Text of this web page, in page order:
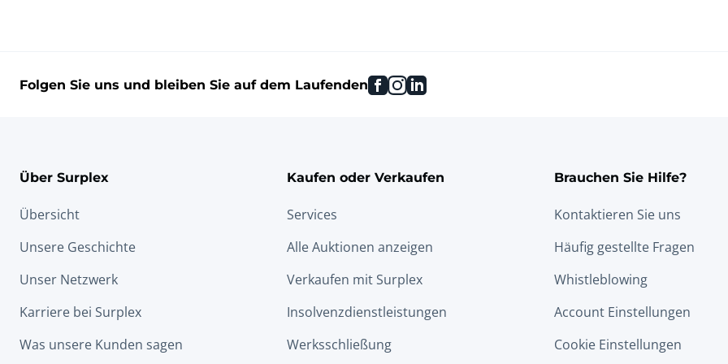
Folgen Sie uns und bleiben Sie auf dem Laufenden facebook
instagram
linkedin
Über Surplex
Übersicht
Unsere Geschichte
Unser Netzwerk
Karriere bei Surplex
Was unsere Kunden sagen
Kaufen oder Verkaufen
Services
Alle Auktionen anzeigen
Verkaufen mit Surplex
Insolvenzdienstleistungen
Werksschließung
Brauchen Sie Hilfe?
Kontaktieren Sie uns
Häufig gestellte Fragen
Whistleblowing
Account Einstellungen
Cookie Einstellungen